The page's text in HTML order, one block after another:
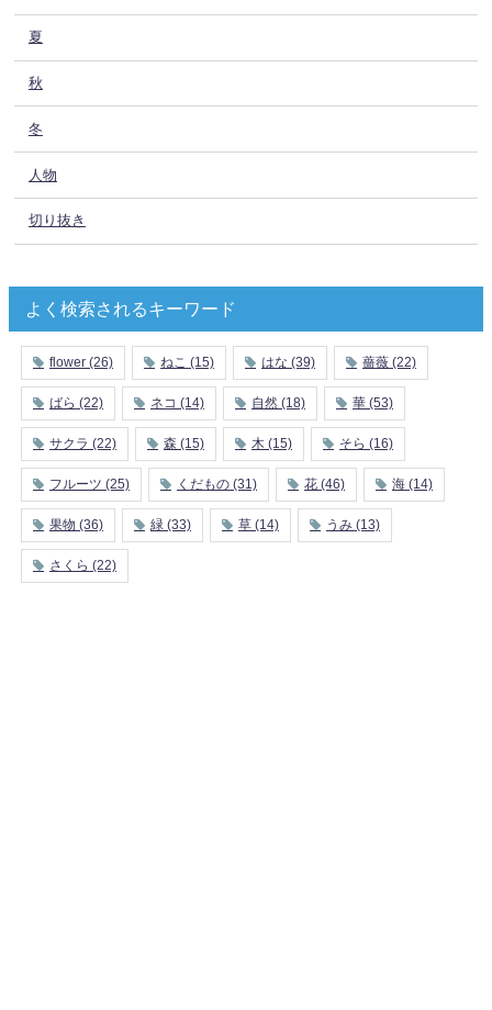
夏
秋
冬
人物
切り抜き
よく検索されるキーワード
flower (26) ねこ (15) はな (39) 薔薇 (22)
ばら (22) ネコ (14) 自然 (18) 華 (53)
サクラ (22) 森 (15) 木 (15) そら (16)
フルーツ (25) くだもの (31) 花 (46) 海 (14)
果物 (36) 緑 (33) 草 (14) うみ (13)
さくら (22)